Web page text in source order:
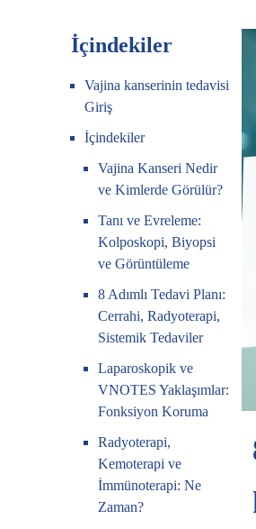
İçindekiler
Vajina kanserinin tedavisi
Giriş
İçindekiler
Vajina Kanseri Nedir
ve Kimlerde Görülür?
Tanı ve Evreleme:
Kolposkopi, Biyopsi
ve Görüntüleme
8 Adımlı Tedavi Planı:
Cerrahi, Radyoterapi,
Sistemik Tedaviler
Laparoskopik ve
VNOTES Yaklaşımlar:
Fonksiyon Koruma
Radyoterapi,
Kemoterapi ve
İmmünoterapi: Ne
Zaman?